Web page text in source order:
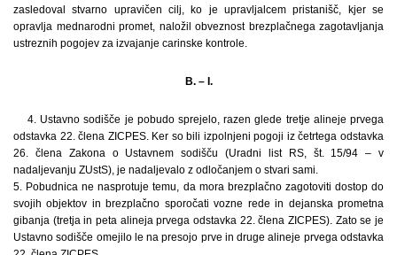
zasledoval stvarno upravičen cilj, ko je upravljalcem pristanišč, kjer se
opravlja mednarodni promet, naložil obveznost brezplačnega zagotavljanja
ustreznih pogojev za izvajanje carinske kontrole.
B. – I.
4. Ustavno sodišče je pobudo sprejelo, razen glede tretje alineje prvega
odstavka 22. člena ZICPES. Ker so bili izpolnjeni pogoji iz četrtega odstavka
26. člena Zakona o Ustavnem sodišču (Uradni list RS, št. 15/94 – v
nadaljevanju ZUstS), je nadaljevalo z odločanjem o stvari sami.
5. Pobudnica ne nasprotuje temu, da mora brezplačno zagotoviti dostop do
svojih objektov in brezplačno sporočati vozne rede in dejanska prometna
gibanja (tretja in peta alineja prvega odstavka 22. člena ZICPES). Zato se je
Ustavno sodišče omejilo le na presojo prve in druge alineje prvega odstavka